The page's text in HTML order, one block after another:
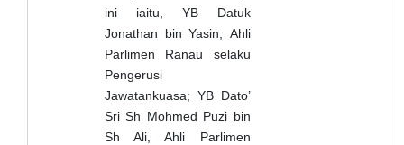
ini iaitu, YB Datuk
Jonathan bin Yasin, Ahli
Parlimen Ranau selaku
Pengerusi
Jawatankuasa; YB Dato’
Sri Sh Mohmed Puzi bin
Sh Ali, Ahli Parlimen